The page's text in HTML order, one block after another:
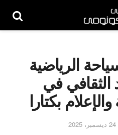
الرياضية
الثقافي في
بكتارا
24 ديسمبر، 2025